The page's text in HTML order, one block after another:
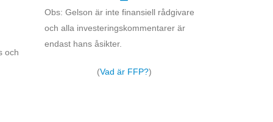
och
Obs: Gelson är inte finansiell rådgivare
och alla investeringskommentarer är
endast hans åsikter.
(Vad är FFP?)